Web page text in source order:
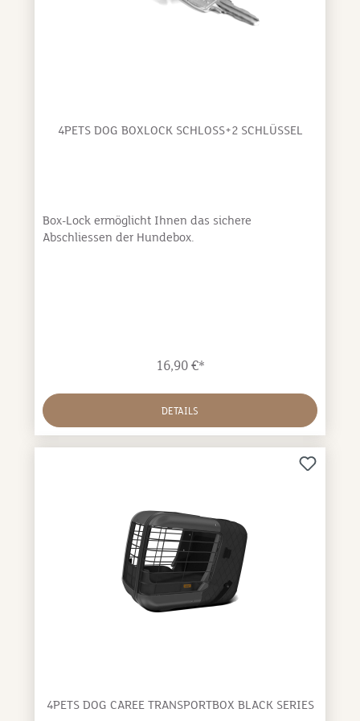
getesteten Spezialrückwand und Safelock, dem
4PETS DOG BOXLOCK SCHLOSS+2 SCHLÜSSEL
Box-Lock ermöglicht Ihnen das sichere
Abschliessen der Hundebox.
16,90 €*
DETAILS
4PETS DOG CAREE TRANSPORTBOX BLACK SERIES